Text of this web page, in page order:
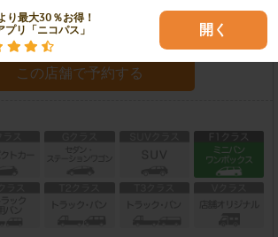
り最大30％お得！
プリ「ニコパス」
開く
間： 店舗ページをご確認ください
この店舗で予約する